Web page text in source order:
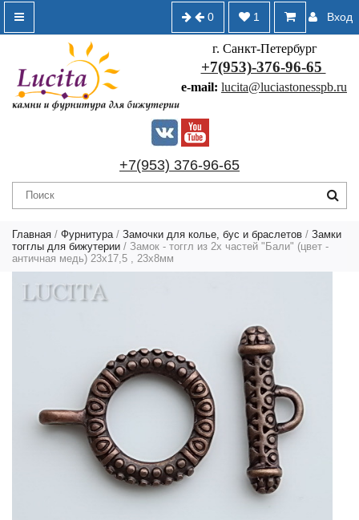
Вход
1
0
г. Санкт-Петербург
+7(953)-376-96-65
e-mail: lucita@luciastonesspb.ru
+7(953) 376-96-65
Главная / Фурнитура / Замочки для колье, бус и браслетов / Замки
тогглы для бижутерии / Замок - тоггл из 2х частей "Бали" (цвет -
античная медь) 23х17,5 , 23х8мм